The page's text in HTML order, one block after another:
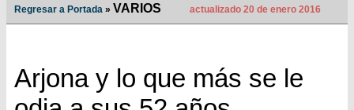
Regresar a Portada » VARIOS actualizado 20 de enero 2016
Arjona y lo que más se le